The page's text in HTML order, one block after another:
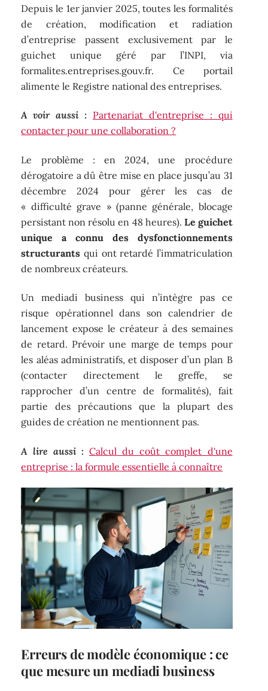
Depuis le 1er janvier 2025, toutes les formalités
de création, modification et radiation
d’entreprise passent exclusivement par le
guichet unique géré par l’INPI, via
formalites.entreprises.gouv.fr. Ce portail
alimente le Registre national des entreprises.
A voir aussi : Partenariat d'entreprise : qui
contacter pour une collaboration ?
Le problème : en 2024, une procédure
dérogatoire a dû être mise en place jusqu’au 31
décembre 2024 pour gérer les cas de
« difficulté grave » (panne générale, blocage
persistant non résolu en 48 heures). Le guichet
unique a connu des dysfonctionnements
structurants qui ont retardé l’immatriculation
de nombreux créateurs.
Un mediadi business qui n’intègre pas ce
risque opérationnel dans son calendrier de
lancement expose le créateur à des semaines
de retard. Prévoir une marge de temps pour
les aléas administratifs, et disposer d’un plan B
(contacter directement le greffe, se
rapprocher d’un centre de formalités), fait
partie des précautions que la plupart des
guides de création ne mentionnent pas.
A lire aussi : Calcul du coût complet d'une
entreprise : la formule essentielle à connaître
Erreurs de modèle économique : ce
que mesure un mediadi business